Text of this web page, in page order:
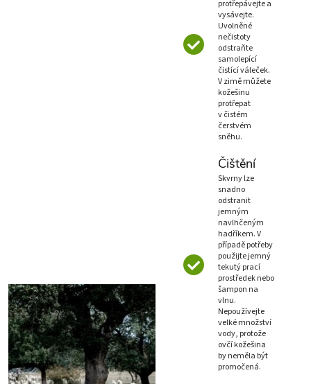
protřepávejte a
vysávejte.
Uvolněné
nečistoty
odstraňte
samolepící
čistící váleček.
V zimě můžete
kožešinu
protřepat
v čistém
čerstvém
sněhu.
Čištění
Skvrny lze
snadno
odstranit
jemným
navlhčeným
hadříkem. V
případě potřeby
použijte jemný
tekutý prací
prostředek nebo
šampon na
vlnu.
Nepoužívejte
velké množství
vody, protože
ovčí kožešina
by neměla být
promočená.